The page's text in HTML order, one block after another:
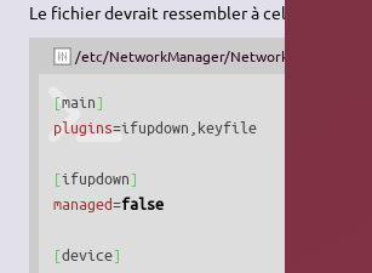
Le fichier devrait ressembler à cela :
/etc/NetworkManager/NetworkManager.conf
[main]
plugins=ifupdown,keyfile
[ifupdown]
managed=false
[device]